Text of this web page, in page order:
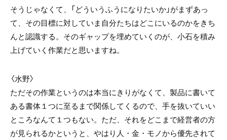
そうじゃなくて、「どういうふうになりたいか」がまずあっ
て、その目標に対していま自分たちはどこにいるのかをきち
んと認識する。そのギャップを埋めていくのが、小石を積み
上げていく作業だと思いますね。
〈水野〉
ただその作業というのは本当にきりがなくて、製品に書いて
ある書体１つに至るまで関係してくるので、手を抜いていい
ところなんて１つもない。ただ、それをどこまで経営者の方
が見られるかというと、やはり人・金・モノから優先されて